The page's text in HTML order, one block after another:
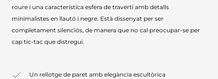
roure i una característica esfera de travertí amb detalls
minimalistes en llautó i negre. Està dissenyat per ser
completament silenciós, de manera que no cal preocupar-se per
cap tic-tac que distregui.
Un rellotge de paret amb elegància escultòrica